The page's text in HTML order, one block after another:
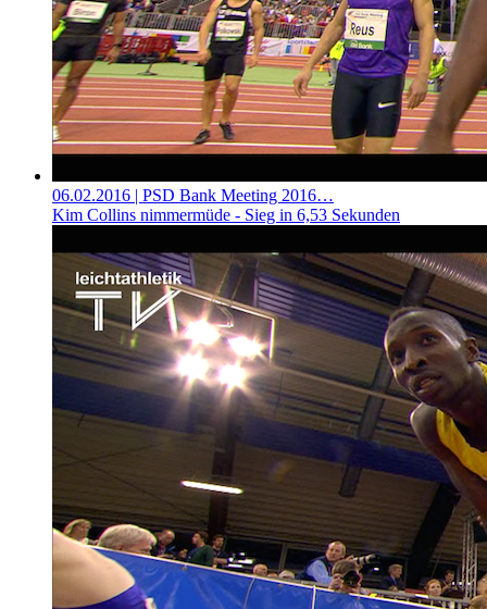
06.02.2016 | PSD Bank Meeting 2016…
Kim Collins nimmermüde - Sieg in 6,53 Sekunden